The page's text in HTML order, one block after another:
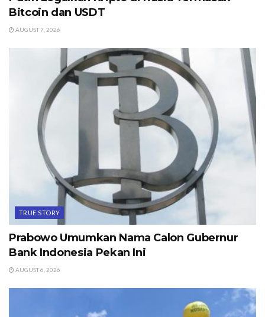
Bitcoin dan USDT
AUGUST 7, 2026
TRUE STORY
Prabowo Umumkan Nama Calon Gubernur
Bank Indonesia Pekan Ini
AUGUST 6, 2026